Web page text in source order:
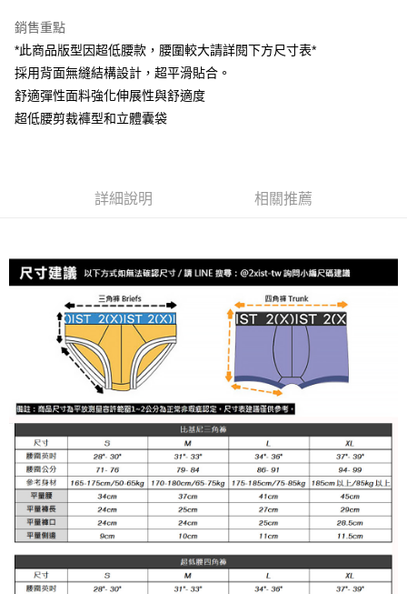
元大商業銀行
台新國際商業銀行
中國信託商業銀行
台灣樂天信用卡公司
悠遊付
全盈+PAY
AFTEE先享後付
相關說明
２．便利：只要手機號碼，簡訊認證，即可結帳。
１．於結帳方式選擇「AFTEE先享後付」後，將跳轉至「AFTEE先享後付」
結帳頁面，進行簡訊認證並確認金額後，即可完成結帳。
２．訂單成立數日內，您將收到繳費通知簡訊。
３．收到繳費通知簡訊後14天內，點擊此簡訊中的連結，可透過四大超商／
ATM／網路銀行／等多元方式進行付款，方視為交易完成。
※ 請注意：結帳手續完成當下不需立刻繳費，但若您需要取消訂單，請聯絡
購買商品的店家。未經商家同意取消之訂單仍視為有效，需透過AFTEE先享
後付繳納相關費用。
※ 交易是否成功請以「AFTEE先享後付 」之結帳頁面顯示為準，若有關於
是否繳費成功／繳費後需取消欲退款等相關疑問，請聯繫「AFTEE先享後付
https://netprotections.freshdesk.com/support/home
【注意事項】
１．透過由恩沛科技股份有限公司提供之「AFTEE先享後付」服務完成之交
易，需依本服務之必要範圍內提供個人資料，並將交易相關給付款項請求債
權轉讓予恩沛科技股份有限公司。
２．關於個人資料處理事宜，請瀏覽以下網址：
https://aftee.tw/terms/#terms3
３．未成年的使用者請事先徵得法定代理人或監護人之同意方可使用
「AFTEE先享後付」，若未經同意申辦者引起之損失，本公司不負相關責
付款後全家取貨
每筆NT$80，滿NT$1,200(含以上)免運費
7-11取貨付款
每筆NT$80，滿NT$1,200(含以上)免運費
付款後7-11取貨
每筆NT$80，滿NT$1,200(含以上)免運費
宅配
每筆NT$85，滿NT$1,200(含以上)免運費
澎湖、金門、馬祖、小琉球、綠島、蘭嶼(郵局配送)
每筆NT$125
郵局快捷(隔天到貨，需先line@客服通知小編)
銷售重點
*此商品版型因超低腰款，腰圍較大請詳閱下方尺寸表*
採用背面無縫結構設計，超平滑貼合。
舒適彈性面料強化伸展性與舒適度
超低腰剪裁褲型和立體囊袋
詳細說明 相關推薦